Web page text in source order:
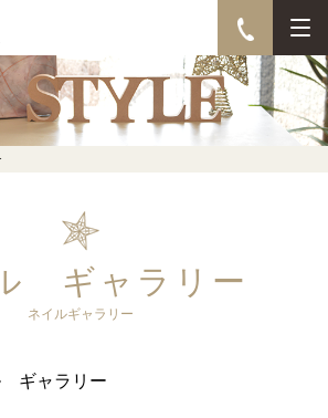
ギャラリー
ネイルギャラリー
ギャラリー